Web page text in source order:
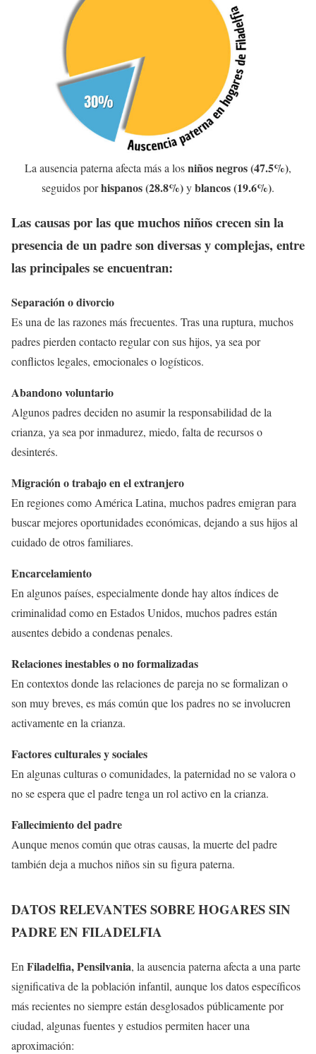
La ausencia paterna afecta más a losniños negros (47.5%),
seguidos porhispanos (28.8%)yblancos (19.6%).
Las causas por las que muchos niños crecen sin la
presencia de un padre son diversas y complejas, entre
las principales se encuentran:
Separación o divorcio
Es una de las razones más frecuentes. Tras una ruptura, muchos
padres pierden contacto regular con sus hijos, ya sea por
conflictos legales, emocionales o logísticos.
Abandono voluntario
Algunos padres deciden no asumir la responsabilidad de la
crianza, ya sea por inmadurez, miedo, falta de recursos o
desinterés.
Migración o trabajo en el extranjero
En regiones como América Latina, muchos padres emigran para
buscar mejores oportunidades económicas, dejando a sus hijos al
cuidado de otros familiares.
Encarcelamiento
En algunos países, especialmente donde hay altos índices de
criminalidad como en Estados Unidos, muchos padres están
ausentes debido a condenas penales.
Relaciones inestables o no formalizadas
En contextos donde las relaciones de pareja no se formalizan o
son muy breves, es más común que los padres no se involucren
activamente en la crianza.
Factores culturales y sociales
En algunas culturas o comunidades, la paternidad no se valora o
no se espera que el padre tenga un rol activo en la crianza.
Fallecimiento del padre
Aunque menos común que otras causas, la muerte del padre
también deja a muchos niños sin su figura paterna.
DATOS RELEVANTES SOBRE HOGARES SIN
PADRE EN FILADELFIA
En Filadelfia, Pensilvania, la ausencia paterna afecta a una parte
significativa de la población infantil, aunque los datos específicos
más recientes no siempre están desglosados públicamente por
ciudad, algunas fuentes y estudios permiten hacer una
aproximación: